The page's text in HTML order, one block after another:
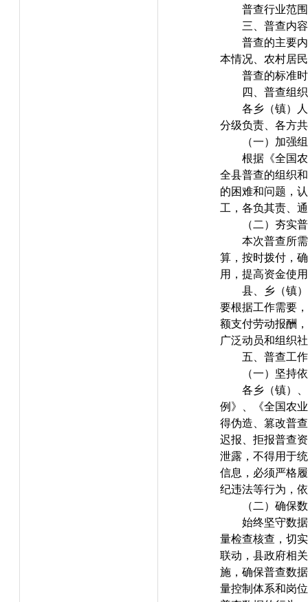
普查行业范
三、普查内
普查的主要
本情况、农村居
普查的标准
四、普查组
各乡（镇）
分级负责、各方
（一）加强
根据《全国
全县普查的组织
的困难和问题，
工，各负其责、
（二）夯实
本次普查所
算，按时拨付，
用，提高资金使
县、乡（镇
要根据工作需要
额支付劳动报酬
广泛动员和组织
五、普查工
（一）坚持
各乡（镇）
例》、《全国农
得伪造、篡改普
迟报、拒报普查
泄露，不得用于
信息，必须严格
纪违法等行为，
（二）确保
始终坚守数
量检查核查，切
联动，县政府相
施，确保普查数
量控制体系和岗